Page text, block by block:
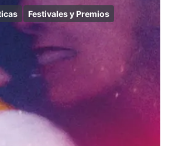
Festivales y Premios